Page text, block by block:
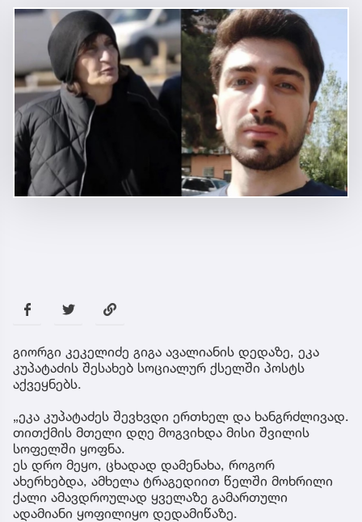
გიორგი კეკელიძე გიგა ავალიანის დედაზე, ეკა
კუპატაძის შესახებ სოციალურ ქსელში პოსტს
აქვეყნებს.
„ეკა კუპატაძეს შევხვდი ერთხელ და ხანგრძლივად.
თითქმის მთელი დღე მოგვიხდა მისი შვილის
სოფელში ყოფნა.
ეს დრო მეყო, ცხადად დამენახა, როგორ
ახერხებდა, ამხელა ტრაგედიით წელში მოხრილი
ქალი ამავდროულად ყველაზე გამართული
ადამიანი ყოფილიყო დედამიწაზე.